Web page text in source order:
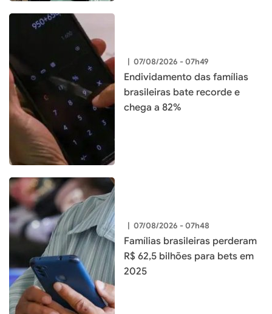
| 07/08/2026 - 07h49
Endividamento das famílias
brasileiras bate recorde e
chega a 82%
| 07/08/2026 - 07h48
Famílias brasileiras perderam
R$ 62,5 bilhões para bets em
2025